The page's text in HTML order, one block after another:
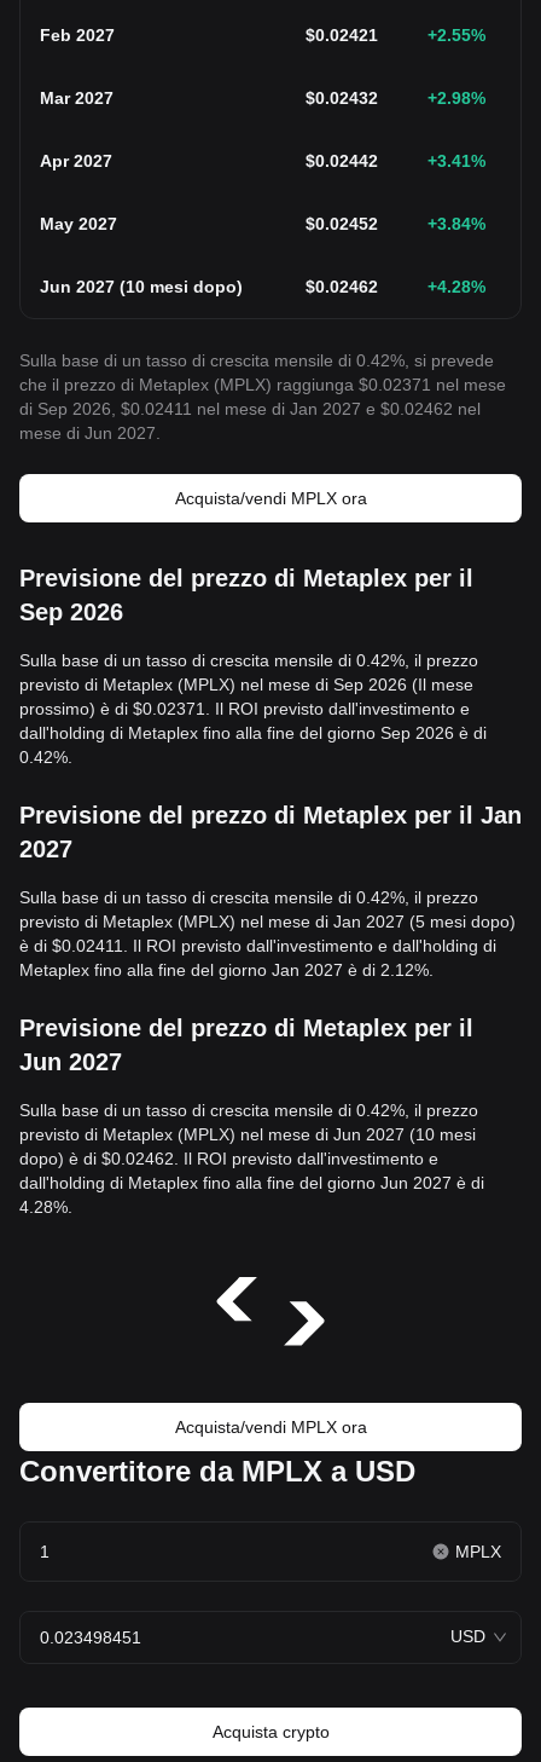
Feb 2027 $0.02421 +2.55%
Mar 2027 $0.02432 +2.98%
Apr 2027 $0.02442 +3.41%
May 2027 $0.02452 +3.84%
Jun 2027 (10 mesi dopo) $0.02462 +4.28%
Sulla base di un tasso di crescita mensile di 0.42%, si prevede
che il prezzo di Metaplex (MPLX) raggiunga $0.02371 nel mese
di Sep 2026, $0.02411 nel mese di Jan 2027 e $0.02462 nel
mese di Jun 2027.
Acquista/vendi MPLX ora
Previsione del prezzo di Metaplex per il
Sep 2026
Sulla base di un tasso di crescita mensile di 0.42%, il prezzo
previsto di Metaplex (MPLX) nel mese di Sep 2026 (Il mese
prossimo) è di $0.02371. Il ROI previsto dall'investimento e
dall'holding di Metaplex fino alla fine del giorno Sep 2026 è di
0.42%.
Previsione del prezzo di Metaplex per il Jan
2027
Sulla base di un tasso di crescita mensile di 0.42%, il prezzo
previsto di Metaplex (MPLX) nel mese di Jan 2027 (5 mesi dopo)
è di $0.02411. Il ROI previsto dall'investimento e dall'holding di
Metaplex fino alla fine del giorno Jan 2027 è di 2.12%.
Previsione del prezzo di Metaplex per il
Jun 2027
Sulla base di un tasso di crescita mensile di 0.42%, il prezzo
previsto di Metaplex (MPLX) nel mese di Jun 2027 (10 mesi
dopo) è di $0.02462. Il ROI previsto dall'investimento e
dall'holding di Metaplex fino alla fine del giorno Jun 2027 è di
4.28%.
Acquista/vendi MPLX ora
Convertitore da MPLX a USD
MPLX
USD
Acquista crypto